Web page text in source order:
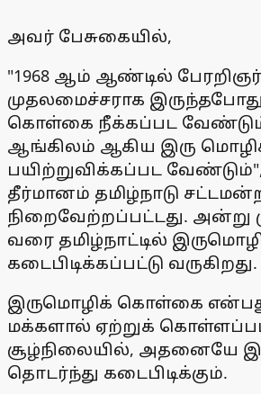
அவர் பேசுகையில்,
"1968 ஆம் ஆண்டில்
முதலமைச்சராக
கொள்கை நீக்கப்பட வேண்டும்,
ஆங்கிலம் ஆகிய இரு
பயிற்றுவிக்கப்பட
தீர்மானம் தமிழ்நாடு
நிறைவேற்றப்பட்டது. அன்று
வரை தமிழ்நாட்டில்
கடைபிடிக்கப்பட்டு வருகிறது.
இருமொழிக் கொள்கை என்பது
மக்களால் ஏற்றுக்
சூழ்நிலையில், அதனையே
தொடர்ந்து கடைபிடிக்கும்.